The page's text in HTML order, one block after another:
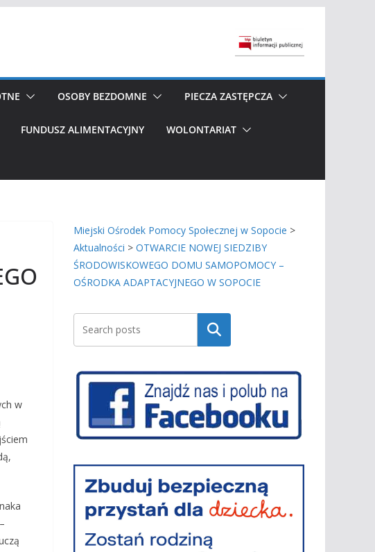
OSOBY BEZDOMNE PIECZA ZASTĘPCZA
FUNDUSZ ALIMENTACYJNY WOLONTARIAT
w
Miejski Ośrodek Pomocy Społecznej w Sopocie >
Aktualności > OTWARCIE NOWEJ SIEDZIBY
ŚRODOWISKOWEGO DOMU SAMOPOMOCY –
OŚRODKA ADAPTACYJNEGO W SOPOCIE
Szukaj